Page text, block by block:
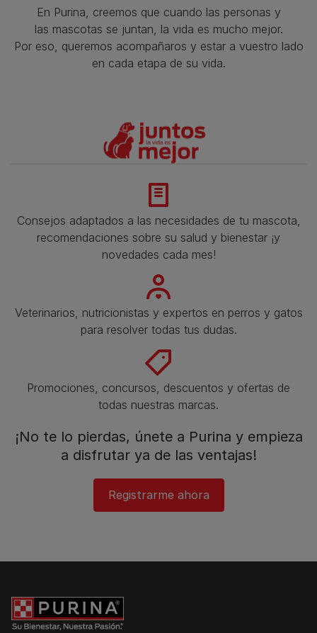
En Purina, creemos que cuando las personas y
las mascotas se juntan, la vida es mucho mejor.
Por eso, queremos acompañaros y estar a vuestro lado
en cada etapa de su vida.​
Consejos adaptados a las necesidades de tu mascota,
recomendaciones sobre su salud y bienestar ¡y
novedades cada mes!
Veterinarios, nutricionistas y expertos en perros y gatos
para resolver todas tus dudas.​
Promociones, concursos, descuentos y ofertas de
todas nuestras marcas.​
¡No te lo pierdas, únete a Purina y empieza
a disfrutar ya de las ventajas!​
Registrarme ahora​